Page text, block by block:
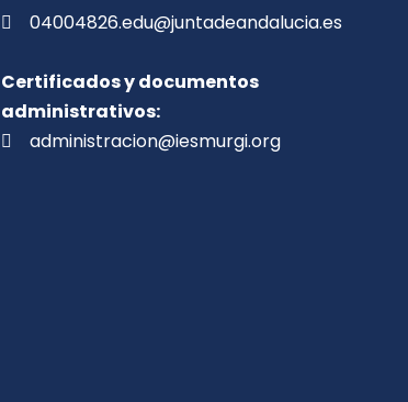
04004826.edu@juntadeandalucia.es
Certificados y documentos
administrativos:
administracion@iesmurgi.org